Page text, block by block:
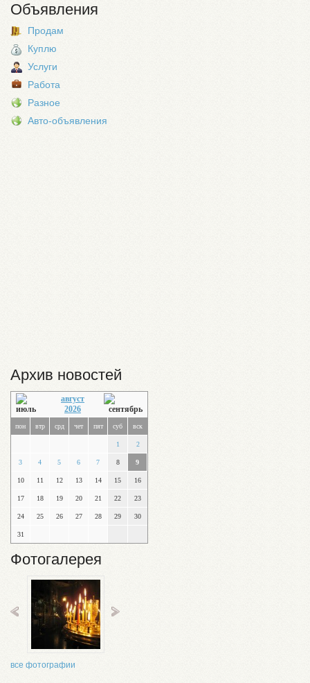
Объявления
Продам
Куплю
Услуги
Работа
Разное
Авто-объявления
Архив новостей
август
2026
пон втр срд чет пят суб вск
1 2
3 4 5 6 7 8 9
10 11 12 13 14 15 16
17 18 19 20 21 22 23
24 25 26 27 28 29 30
31
Фотогалерея
все фотографии